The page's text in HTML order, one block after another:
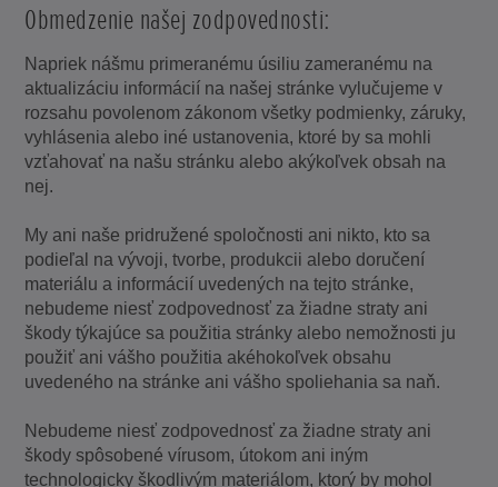
Obmedzenie našej zodpovednosti:
Napriek nášmu primeranému úsiliu zameranému na
aktualizáciu informácií na našej stránke vylučujeme v
rozsahu povolenom zákonom všetky podmienky, záruky,
vyhlásenia alebo iné ustanovenia, ktoré by sa mohli
vzťahovať na našu stránku alebo akýkoľvek obsah na
nej.
My ani naše pridružené spoločnosti ani nikto, kto sa
podieľal na vývoji, tvorbe, produkcii alebo doručení
materiálu a informácií uvedených na tejto stránke,
nebudeme niesť zodpovednosť za žiadne straty ani
škody týkajúce sa použitia stránky alebo nemožnosti ju
použiť ani vášho použitia akéhokoľvek obsahu
uvedeného na stránke ani vášho spoliehania sa naň.
Nebudeme niesť zodpovednosť za žiadne straty ani
škody spôsobené vírusom, útokom ani iným
technologicky škodlivým materiálom, ktorý by mohol